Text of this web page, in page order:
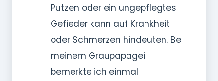
Putzen oder ein ungepflegtes
Gefieder kann auf Krankheit
oder Schmerzen hindeuten. Bei
meinem Graupapagei
bemerkte ich einmal